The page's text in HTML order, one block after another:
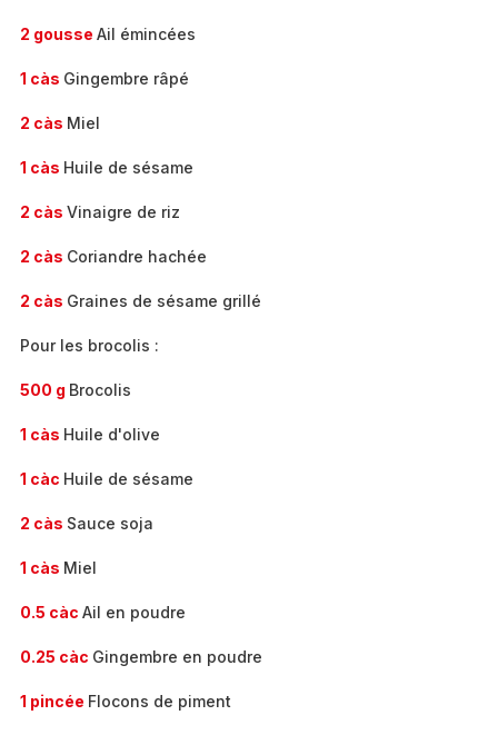
2 gousse Ail émincées
1 càs Gingembre râpé
2 càs Miel
1 càs Huile de sésame
2 càs Vinaigre de riz
2 càs Coriandre hachée
2 càs Graines de sésame grillé
Pour les brocolis :
500 g Brocolis
1 càs Huile d'olive
1 càc Huile de sésame
2 càs Sauce soja
1 càs Miel
0.5 càc Ail en poudre
0.25 càc Gingembre en poudre
1 pincée Flocons de piment